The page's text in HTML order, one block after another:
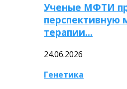
Ученые МФТИ
перспективную
терапии…
24.06.2026
Генетика